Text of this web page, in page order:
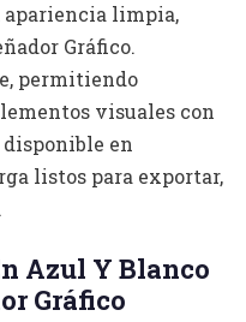
apariencia limpia,
Gráfico.
permitiendo
visuales con
en
listos para exportar,
Azul Y Blanco
Gráfico